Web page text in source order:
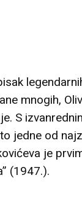
mnogih,
S
jedne od
je
(1947.).